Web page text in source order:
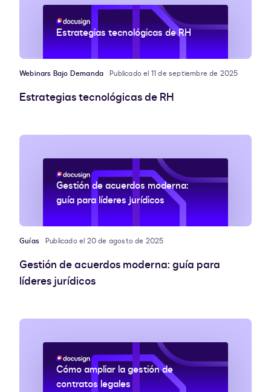
Estrategias tecnológicas de RH
Webinars Bajo Demanda Publicado el 11 de septiembre de 2025
Estrategias tecnológicas de RH
Gestión de acuerdos moderna:
guía para líderes jurídicos
Guías Publicado el 20 de agosto de 2025
Gestión de acuerdos moderna: guía para
líderes jurídicos
Cómo ampliar la gestión de
contratos legales